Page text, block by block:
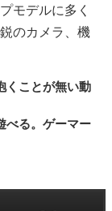
モデルに多く
のカメラ、機
くことが無い動
べる。ゲーマー